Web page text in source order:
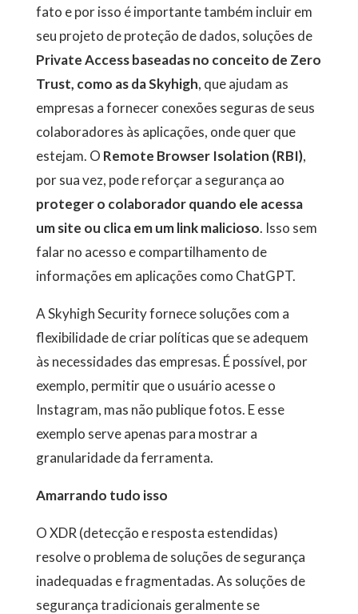
fato e por isso é importante também incluir em
seu projeto de proteção de dados, soluções de
Private Access baseadas no conceito de Zero
Trust, como as daSkyhigh, que ajudam as
empresas a fornecer conexões seguras de seus
colaboradores às aplicações, onde quer que
estejam. O Remote Browser Isolation (RBI),
por sua vez, pode reforçar a segurança ao
proteger o colaborador quando ele acessa
um site ou clica em um link malicioso. Isso sem
falar no acesso e compartilhamento de
informações em aplicações como ChatGPT.
A Skyhigh Security fornece soluções com a
flexibilidade de criar políticas que se adequem
às necessidades das empresas. É possível, por
exemplo, permitir que o usuário acesse o
Instagram, mas não publique fotos. E esse
exemplo serve apenas para mostrar a
granularidade da ferramenta.
Amarrando tudo isso
O XDR (detecção e resposta estendidas)
resolve o problema de soluções de segurança
inadequadas e fragmentadas. As soluções de
segurança tradicionais geralmente se